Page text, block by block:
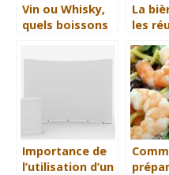
Vin ou Whisky,
quels boissons
La
les
Importance de
l’utilisation d’un